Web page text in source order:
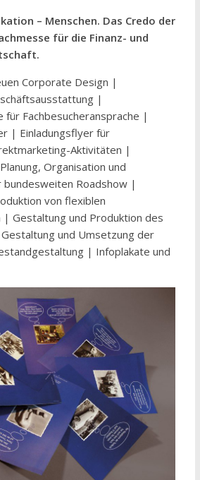
– Menschen. Das Credo der
für die Finanz- und
Corporate Design |
|
für Fachbesucheransprache |
| Einladungsflyer für
Aktivitäten |
Organisation und
bundesweiten Roadshow |
von flexiblen
Gestaltung und Produktion des
und Umsetzung der
| Infoplakate und